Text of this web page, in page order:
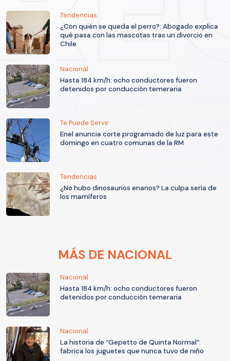
Tendencias
¿Con quién se queda el perro?: Abogado explica
qué pasa con las mascotas tras un divorcio en
Chile
Nacional
Hasta 184 km/h: ocho conductores fueron
detenidos por conducción temeraria
Te Puede Servir
Enel anuncia corte programado de luz para este
domingo en cuatro comunas de la RM
Tendencias
¿No hubo dinosaurios enanos? La culpa sería de
los mamíferos
MÁS DE NACIONAL
Nacional
Hasta 184 km/h: ocho conductores fueron
detenidos por conducción temeraria
Nacional
La historia de “Gepetto de Quinta Normal”:
fabrica los juguetes que nunca tuvo de niño